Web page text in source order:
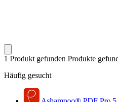
1 Produkt gefunden Produkte
Häufig gesucht